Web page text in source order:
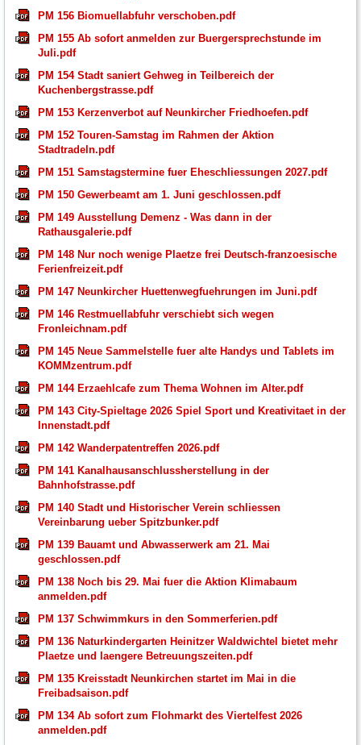
PM 156 Biomuellabfuhr verschoben.pdf
PM 155 Ab sofort anmelden zur Buergersprechstunde im
Juli.pdf
PM 154 Stadt saniert Gehweg in Teilbereich der
Kuchenbergstrasse.pdf
PM 153 Kerzenverbot auf Neunkircher Friedhoefen.pdf
PM 152 Touren-Samstag im Rahmen der Aktion
Stadtradeln.pdf
PM 151 Samstagstermine fuer Eheschliessungen 2027.pdf
PM 150 Gewerbeamt am 1. Juni geschlossen.pdf
PM 149 Ausstellung Demenz - Was dann in der
Rathausgalerie.pdf
PM 148 Nur noch wenige Plaetze frei Deutsch-franzoesische
Ferienfreizeit.pdf
PM 147 Neunkircher Huettenwegfuehrungen im Juni.pdf
PM 146 Restmuellabfuhr verschiebt sich wegen
Fronleichnam.pdf
PM 145 Neue Sammelstelle fuer alte Handys und Tablets im
KOMMzentrum.pdf
PM 144 Erzaehlcafe zum Thema Wohnen im Alter.pdf
PM 143 City-Spieltage 2026 Spiel Sport und Kreativitaet in der
Innenstadt.pdf
PM 142 Wanderpatentreffen 2026.pdf
PM 141 Kanalhausanschlussherstellung in der
Bahnhofstrasse.pdf
PM 140 Stadt und Historischer Verein schliessen
Vereinbarung ueber Spitzbunker.pdf
PM 139 Bauamt und Abwasserwerk am 21. Mai
geschlossen.pdf
PM 138 Noch bis 29. Mai fuer die Aktion Klimabaum
anmelden.pdf
PM 137 Schwimmkurs in den Sommerferien.pdf
PM 136 Naturkindergarten Heinitzer Waldwichtel bietet mehr
Plaetze und laengere Betreuungszeiten.pdf
PM 135 Kreisstadt Neunkirchen startet im Mai in die
Freibadsaison.pdf
PM 134 Ab sofort zum Flohmarkt des Viertelfest 2026
anmelden.pdf